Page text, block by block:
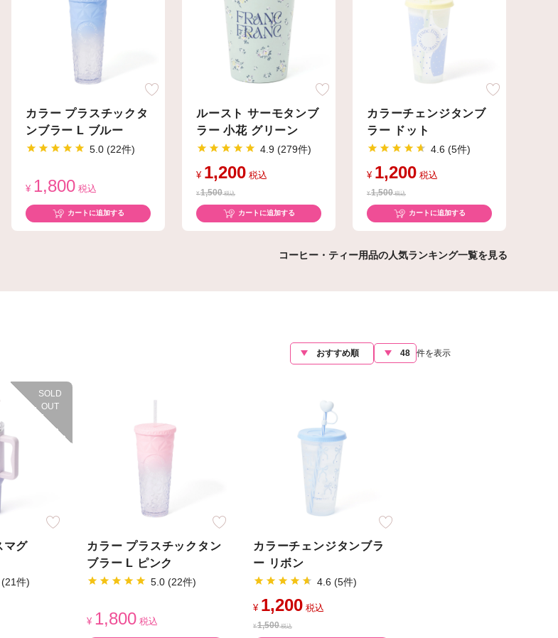
カラー プラスチックタ
ンブラー L ブルー
5.0 (22件)
¥ 1,800 税込
カートに追加する
ルースト サーモタンブ
ラー 小花 グリーン
4.9 (279件)
¥ 1,200 税込
¥1,500税込
カートに追加する
カラーチェンジタンブ
ラー ドット
4.6 (5件)
¥ 1,200 税込
¥1,500税込
カートに追加する
コーヒー・ティー用品の人気ランキング一覧を見る
件を表示
SOLD
OUT
マグ
件)
カラー プラスチックタン
ブラー L ピンク
5.0 (22件)
¥ 1,800税込
カラーチェンジタンブラ
ー リボン
4.6 (5件)
¥ 1,200税込
¥1,500税込